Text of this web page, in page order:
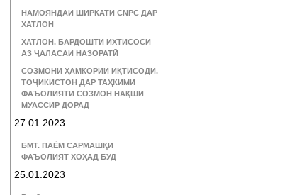
НАМОЯНДАИ ШИРКАТИ CNPC ДАР
ХАТЛОН
ХАТЛОН. БАРДОШТИ ИХТИСОСӢ
АЗ ҶАЛАСАИ НАЗОРАТӢ
СОЗМОНИ ҲАМКОРИИ ИҚТИСОДӢ.
ТОҶИКИСТОН ДАР ТАҲКИМИ
ФАЪОЛИЯТИ СОЗМОН НАҚШИ
МУАССИР ДОРАД
27.01.2023
БМТ. ПАЁМ САРМАШҚИ
ФАЪОЛИЯТ ХОҲАД БУД
25.01.2023